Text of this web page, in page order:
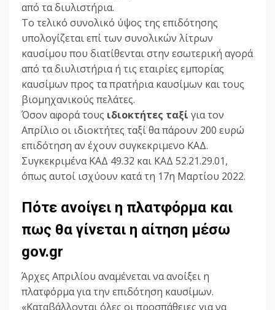
από τα διυλιστήρια.
Το τελικό συνολικό ύψος της επιδότησης
υπολογίζεται επί των συνολικών λίτρων
καυσίμου που διατίθενται στην εσωτερική αγορά
από τα διυλιστήρια ή τις εταιρίες εμπορίας
καυσίμων προς τα πρατήρια καυσίμων και τους
βιομηχανικούς πελάτες.
Όσον αφορά τους ιδιοκτήτες ταξί για τον
Απρίλιο οι ιδιοκτήτες ταξί θα πάρουν 200 ευρώ
επιδότηση αν έχουν συγκεκριμενο ΚΑΔ.
Συγκεκριμένα ΚΑΔ 49.32 και ΚΑΔ 52.21.29.01,
όπως αυτοί ισχύουν κατά τη 17η Μαρτίου 2022.
Πότε ανοίγει η πλατφόρμα και
πως θα γίνεται η αίτηση μέσω
gov.gr
Άρχες Απριλίου αναμένεται να ανοίξει η
πλατφόρμα για την επιδότηση καυσίμων.
«Καταβάλλονται όλες οι προσπάθειες για να